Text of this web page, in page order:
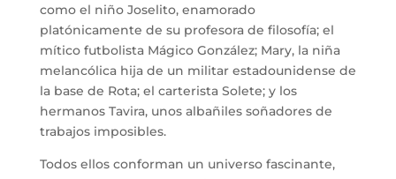
como el niño Joselito, enamorado
platónicamente de su profesora de filosofía; el
mítico futbolista Mágico González; Mary, la niña
melancólica hija de un militar estadounidense de
la base de Rota; el carterista Solete; y los
hermanos Tavira, unos albañiles soñadores de
trabajos imposibles.
Todos ellos conforman un universo fascinante,